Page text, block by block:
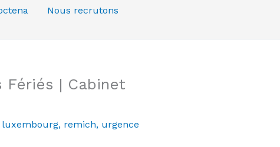
Nous recrutons
Fériés | Cabinet
luxembourg, remich, urgence